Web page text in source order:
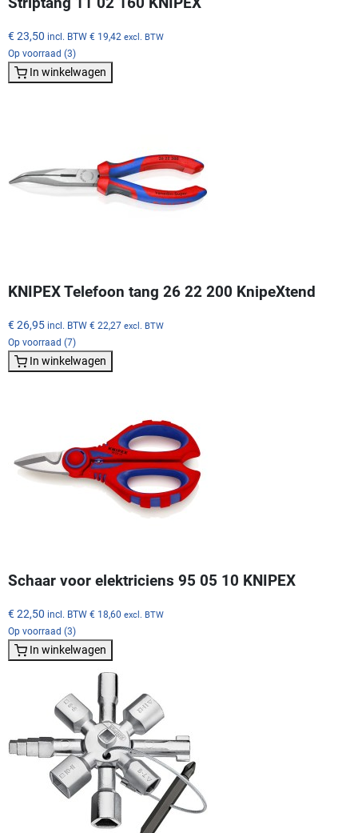
€ 23,50 incl. BTW € 19,42 excl. BTW
Op voorraad (3)
In winkelwagen
KNIPEX Telefoon tang 26 22 200 KnipeXtend
€ 26,95 incl. BTW € 22,27 excl. BTW
Op voorraad (7)
In winkelwagen
Schaar voor elektriciens 95 05 10 KNIPEX
€ 22,50 incl. BTW € 18,60 excl. BTW
Op voorraad (3)
In winkelwagen